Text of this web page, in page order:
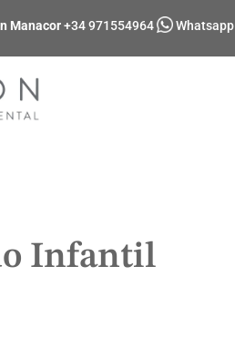
Manacor +34 971554964 Whatsapp
Infantil